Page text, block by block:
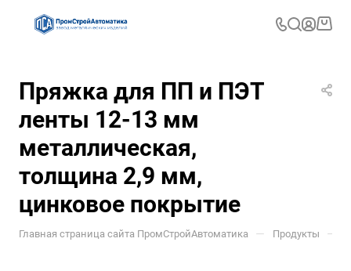
Пряжка для ПП и ПЭТ
ленты 12-13 мм
металлическая,
толщина 2,9 мм,
цинковое покрытие
Главная страница сайта ПромСтройАвтоматика — Продукты —